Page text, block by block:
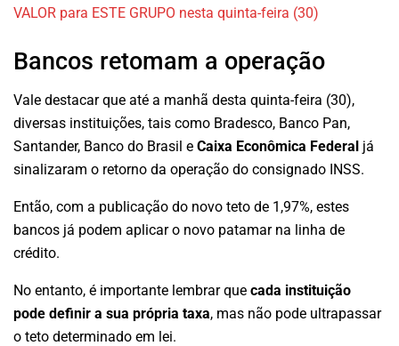
VALOR para ESTE GRUPO nesta quinta-feira (30)
Bancos retomam a operação
Vale destacar que até a manhã desta quinta-feira (30),
diversas instituições, tais como Bradesco, Banco Pan,
Santander, Banco do Brasil e Caixa Econômica Federal já
sinalizaram o retorno da operação do consignado INSS.
Então, com a publicação do novo teto de 1,97%, estes
bancos já podem aplicar o novo patamar na linha de
crédito.
No entanto, é importante lembrar que cada instituição
pode definir a sua própria taxa, mas não pode ultrapassar
o teto determinado em lei.